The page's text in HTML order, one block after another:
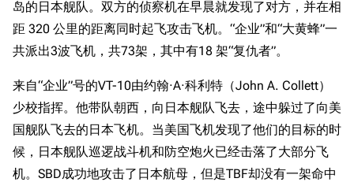
岛的日本舰队。双方的侦察机在早晨就发现了对方，并在相
距 320 公里的距离同时起飞攻击飞机。“企业”和“大黄蜂”一
共派出3波飞机，共73架，其中有18 架“复仇者”。
来自“企业”号的VT-10由约翰·A·科利特（John A. Collett）
少校指挥。他带队朝西，向日本舰队飞去，途中躲过了向美
国舰队飞去的日本飞机。当美国飞机发现了他们的目标的时
候，日本舰队巡逻战斗机和防空炮火已经击落了大部分飞
机。SBD成功地攻击了日本航母，但是TBF却没有一架命中